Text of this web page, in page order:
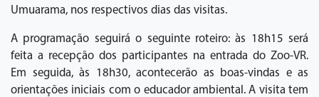
Umuarama, nos respectivos dias das visitas.
A programação seguirá o seguinte roteiro: às 18h15 será
feita a recepção dos participantes na entrada do Zoo-VR.
Em seguida, às 18h30, acontecerão as boas-vindas e as
orientações iniciais com o educador ambiental. A visita tem